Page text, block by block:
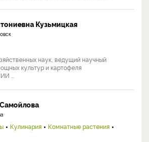
Кузьмицкая
наук, ведущий научный
культур и картофеля
...
Кулинария
Комнатные растения